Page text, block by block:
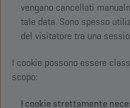
vengano cancellati
tale data. Sono spesso
del visitatore tra una
I cookie possono essere
scopo:
I cookie strettamente